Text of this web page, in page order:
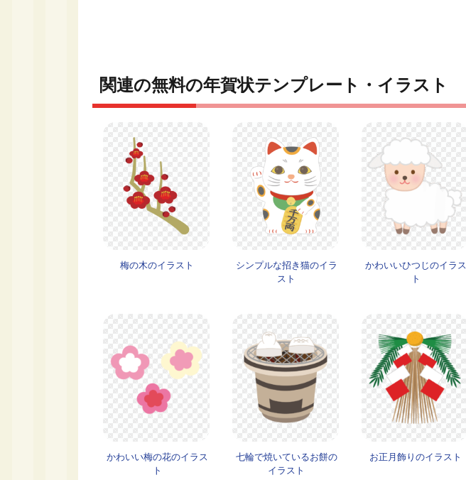
関連の無料の年賀状テンプレート・イラスト
梅の木のイラスト
シンプルな招き猫のイラ
スト
かわいいひつじのイラス
ト
かわいい梅の花のイラス
ト
七輪で焼いているお餅の
イラスト
お正月飾りのイラスト